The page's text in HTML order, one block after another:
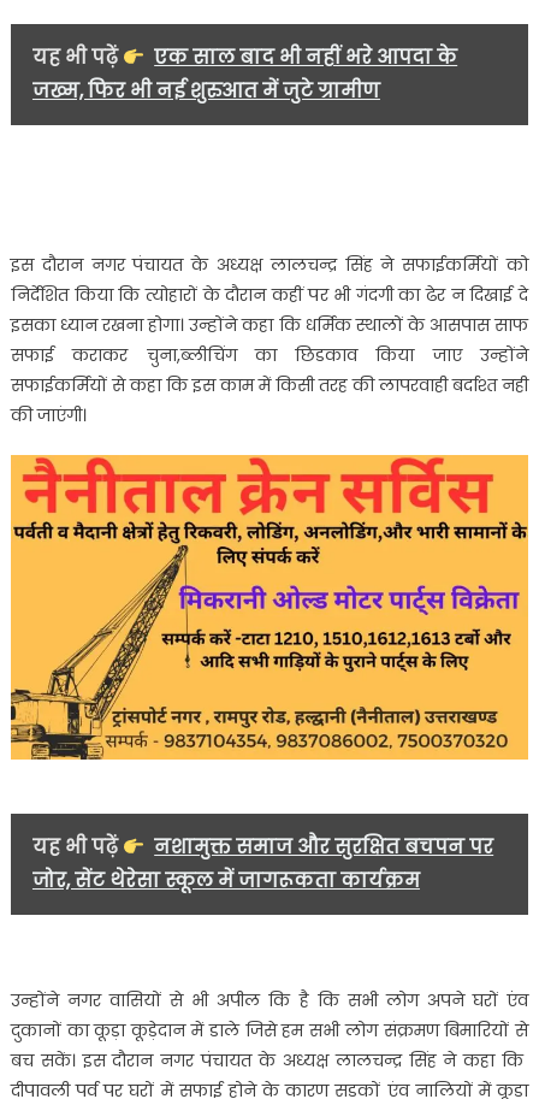
यह भी पढ़ें
एक साल बाद भी नहीं भरे आपदा के
जख्म, फिर भी नई शुरुआत में जुटे ग्रामीण
इस दौरान नगर पंचायत के अध्यक्ष लालचन्द्र सिंह ने सफाईकर्मियों को
निर्देशित किया कि त्योहारों के दौरान कहीं पर भी गंदगी का ढेर न दिखाई दे
इसका ध्यान रखना होगा। उन्होंने कहा कि धर्मिक स्थालों के आसपास साफ
सफाई कराकर चुना,ब्लीचिंग का छिडकाव किया जाए उन्होंने
सफाईकर्मियों से कहा कि इस काम में किसी तरह की लापरवाही बर्दाश्त नही
की जाएंगी।
यह भी पढ़ें
नशामुक्त समाज और सुरक्षित बचपन पर
जोर, सेंट थेरेसा स्कूल में जागरूकता कार्यक्रम
उन्होंने नगर वासियों से भी अपील कि है कि सभी लोग अपने घरों एंंव
दुकानों का कूड़ा कूड़ेदान में डाले जिसे हम सभी लोग संक्रमण बिमारियों से
बच सकें। इस दौरान नगर पंचायत के अध्यक्ष लालचन्द्र सिंह ने कहा कि
दीपावली पर्व पर घरों में सफाई होने के कारण सड़कों एंव नालियों में कूड़ा